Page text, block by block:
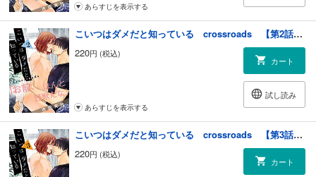
あらすじを表示する
こいつはダメだと知っている crossroads 【第2話】【特典付き】
220円 (税込)
カート
試し読み
あらすじを表示する
こいつはダメだと知っている crossroads 【第3話】【特典付き】
220円 (税込)
カート